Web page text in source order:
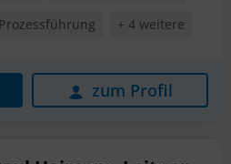
Prozessführung + 4 weitere
zum Profil